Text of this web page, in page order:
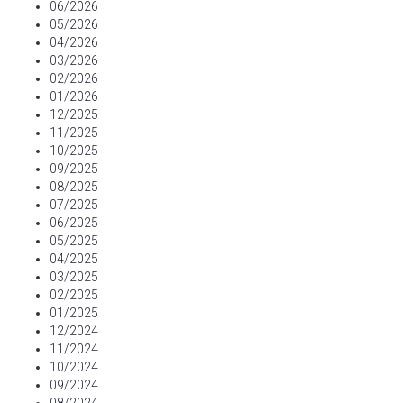
06/2026
05/2026
04/2026
03/2026
02/2026
01/2026
12/2025
11/2025
10/2025
09/2025
08/2025
07/2025
06/2025
05/2025
04/2025
03/2025
02/2025
01/2025
12/2024
11/2024
10/2024
09/2024